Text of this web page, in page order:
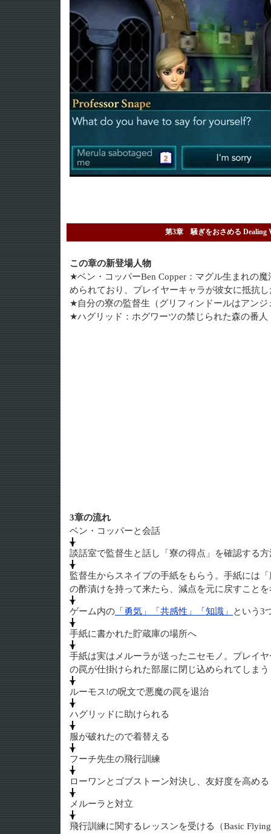
第3章 騒ぎをおさめる Dealing
この章の新登場人物
★ベン・コッパーBen Copper：マグル生まれの
められており、プレイヤーキャラが彼女に抵抗
★自分の寮の監督生（グリフィンドールはアンジ
★ハグリッド：ホグワーツの禁じられた森の番人
3章の流れ
ベン・コッパーと会話
談話室で監督生と話し「寮の得点」を確認する
監督生からスネイプの手紙をもらう。手紙には
の酢漬けを持って来たら、減点を元に戻すこと
ゲーム内の 「勇気」「共感性」「知識」 という3
手紙に書かれた貯蔵庫の場所へ
手紙は実はメルーラが送ったニセモノ。プレイ
の罠が仕掛けられた部屋に閉じ込められてしまう
ルーモス!の呪文で悪魔の罠を退治
ハグリッドに助けられる
服が破れたので着替える
フーチ先生の飛行訓練
ローワンとゴブストーン対決し、友好度を高める
メルーラと対立
飛行訓練に関するレッスンを受ける（Basic